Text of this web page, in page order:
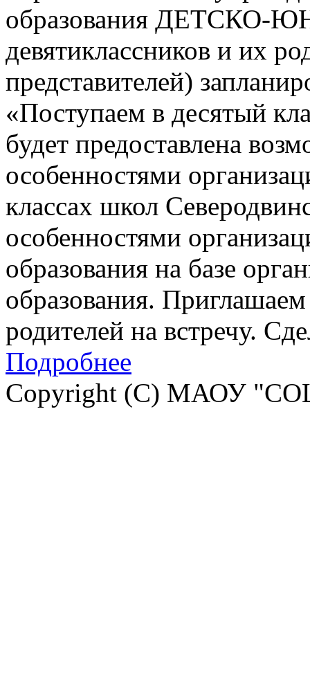
образования
девятиклассников и их
представителей)
«Поступаем в десятый
будет предоставлена
особенностями
классах школ
особенностями
образования на базе
образования.
родителей на встречу.
Подробнее
Copyright (C) МАОУ